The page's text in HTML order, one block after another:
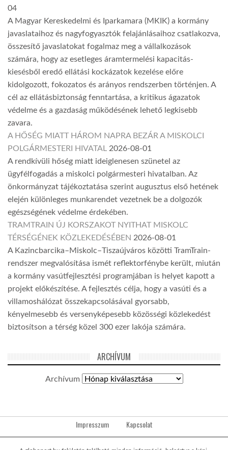
04
A Magyar Kereskedelmi és Iparkamara (MKIK) a kormány
javaslataihoz és nagyfogyasztók felajánlásaihoz csatlakozva,
összesítő javaslatokat fogalmaz meg a vállalkozások
számára, hogy az esetleges áramtermelési kapacitás-
kiesésből eredő ellátási kockázatok kezelése előre
kidolgozott, fokozatos és arányos rendszerben történjen. A
cél az ellátásbiztonság fenntartása, a kritikus ágazatok
védelme és a gazdaság működésének lehető legkisebb
zavara.
A HŐSÉG MIATT HÁROM NAPRA BEZÁR A MISKOLCI
POLGÁRMESTERI HIVATAL 2026-08-01
A rendkívüli hőség miatt ideiglenesen szünetel az
ügyfélfogadás a miskolci polgármesteri hivatalban. Az
önkormányzat tájékoztatása szerint augusztus első hetének
elején különleges munkarendet vezetnek be a dolgozók
egészségének védelme érdekében.
TRAMTRAIN ÚJ KORSZAKOT NYITHAT MISKOLC
TÉRSÉGÉNEK KÖZLEKEDÉSÉBEN 2026-08-01
A Kazincbarcika–Miskolc–Tiszaújváros közötti TramTrain-
rendszer megvalósítása ismét reflektorfénybe került, miután
a kormány vasútfejlesztési programjában is helyet kapott a
projekt előkészítése. A fejlesztés célja, hogy a vasúti és a
villamoshálózat összekapcsolásával gyorsabb,
kényelmesebb és versenyképesebb közösségi közlekedést
biztosítson a térség közel 300 ezer lakója számára.
ARCHÍVUM
Archívum
Impresszum Kapcsolat